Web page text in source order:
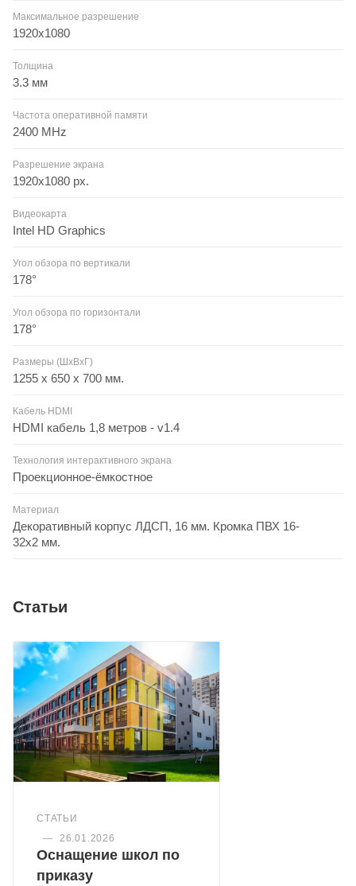
Максимальное разрешение
1920х1080
Толщина
3.3 мм
Частота оперативной памяти
2400 MHz
Разрешение экрана
1920х1080 px.
Видеокарта
Intel HD Graphics
Угол обзора по вертикали
178°
Угол обзора по горизонтали
178°
Размеры (ШxВxГ)
1255 х 650 х 700 мм.
Кабель HDMI
HDMI кабель 1,8 метров - v1.4
Технология интерактивного экрана
Проекционное-ёмкостное
Материал
Декоративный корпус ЛДСП, 16 мм. Кромка ПВХ 16-
32х2 мм.
Статьи
СТАТЬИ
—
26.01.2026
Оснащение школ по
приказу